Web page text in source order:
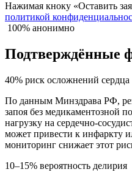
Нажимая кноку «Оставить
политикой
100% анонимно
Подтверждённые
40% риск осложнений сердца
По данным Минздрава РФ,
запоя без медикаментозной
нагрузку на сердечно-
может привести к инфаркту
мониторинг снижает этот
10–15% вероятность делирия